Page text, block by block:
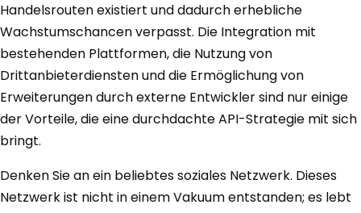
Handelsrouten existiert und dadurch erhebliche
Wachstumschancen verpasst. Die Integration mit
bestehenden Plattformen, die Nutzung von
Drittanbieterdiensten und die Ermöglichung von
Erweiterungen durch externe Entwickler sind nur einige
der Vorteile, die eine durchdachte API-Strategie mit sich
bringt.
Denken Sie an ein beliebtes soziales Netzwerk. Dieses
Netzwerk ist nicht in einem Vakuum entstanden; es lebt